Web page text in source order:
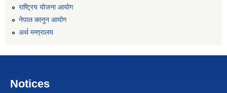
राष्ट्रिय योजना आयोग
नेपाल कानुन आयोग
अर्थ मन्त्रालय
Notices